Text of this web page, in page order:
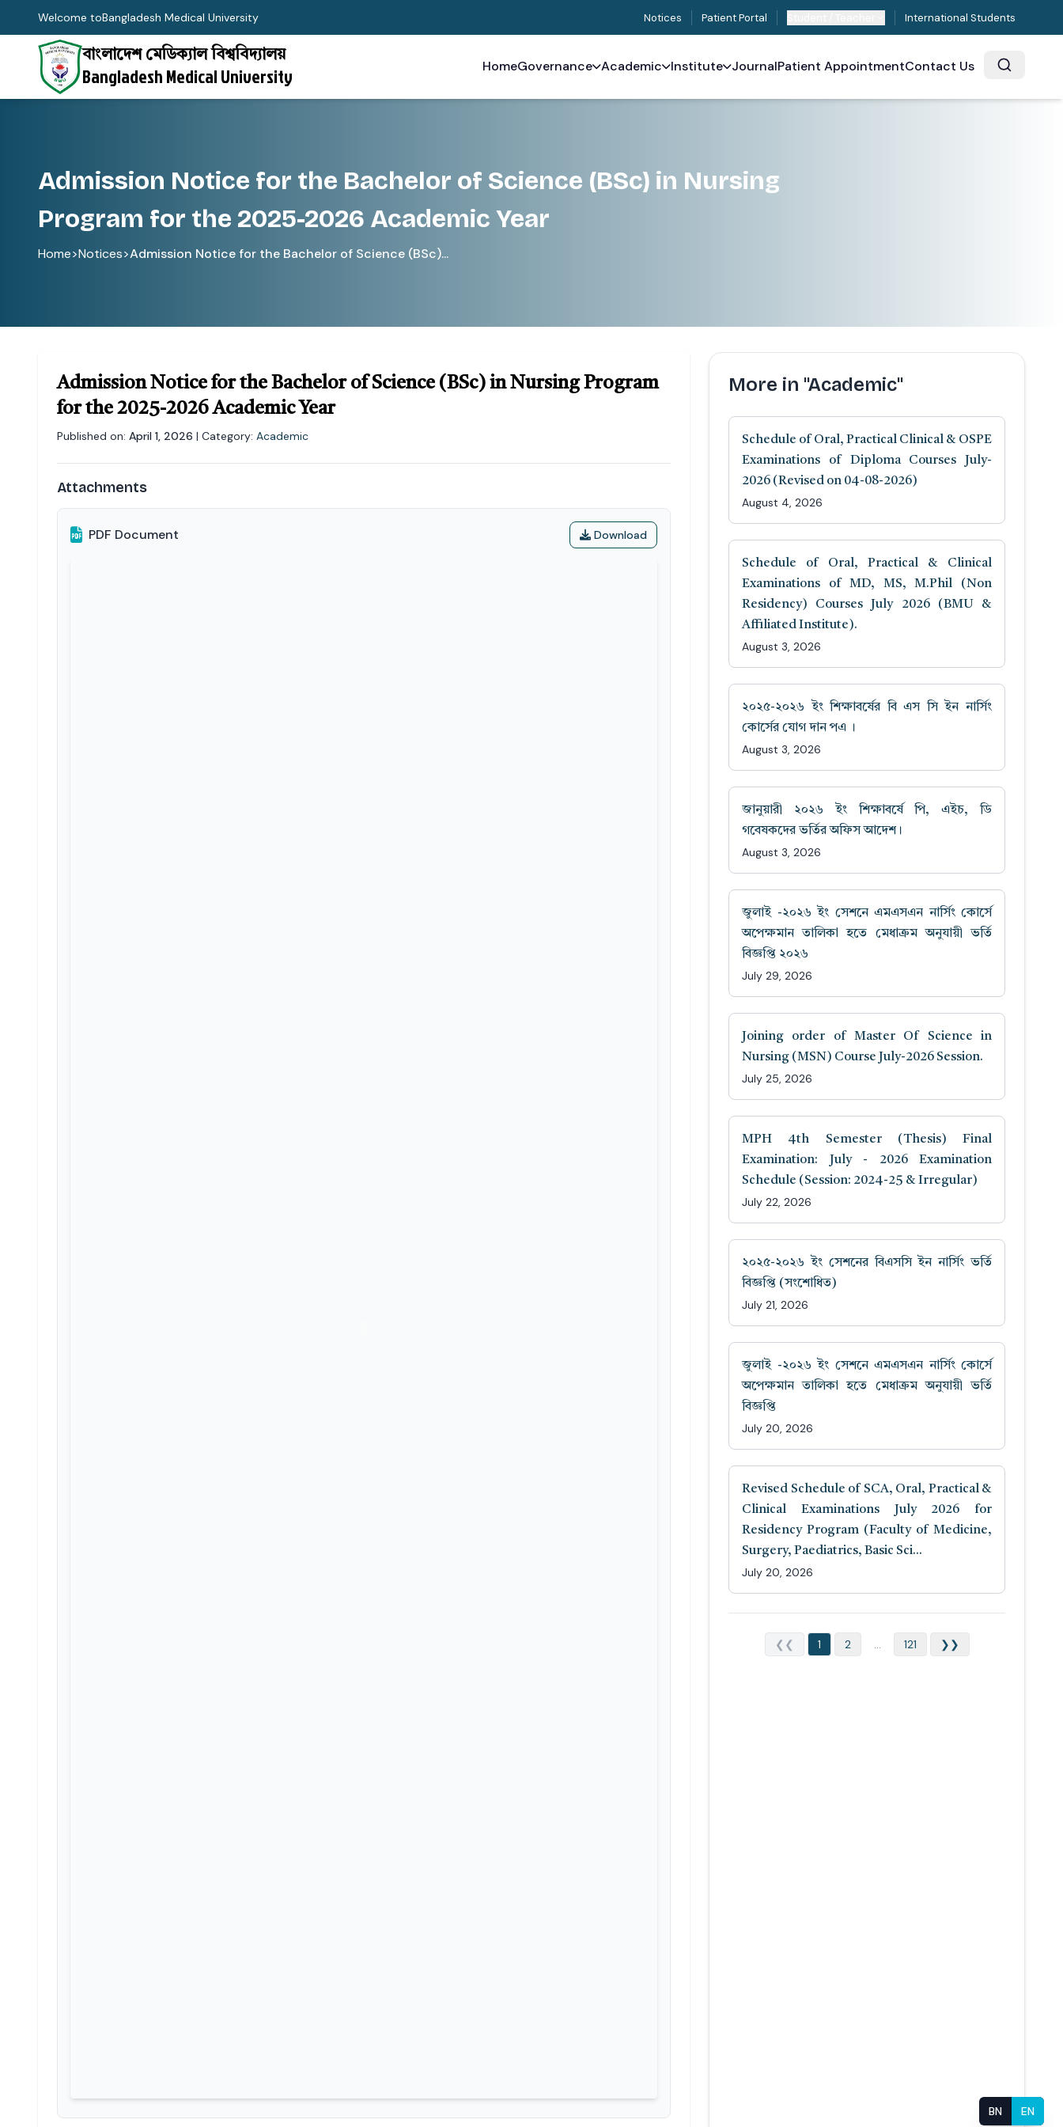
Welcome toBangladesh Medical University Notices Patient Portal International Students
বাংলাদেশ মেডিক্যাল বিশ্ববিদ্যালয়
Bangladesh Medical University HomeGovernance Academic Institute JournalPatient AppointmentContact Us
Admission Notice for the Bachelor of Science (BSc) in Nursing
Program for the 2025-2026 Academic Year
Home>Notices>Admission Notice for the Bachelor of Science (BSc)...
Admission Notice for the Bachelor of Science (BSc) in Nursing Program
for the 2025-2026 Academic Year
Published on: April 1, 2026 | Category: Academic
Attachments
PDF Document Download
More in "Academic"
Schedule of Oral, Practical Clinical & OSPE
Examinations of Diploma Courses July-
2026 (Revised on 04-08-2026)
August 4, 2026
Schedule of Oral, Practical & Clinical
Examinations of MD, MS, M.Phil (Non
Residency) Courses July 2026 (BMU &
Affiliated Institute).
August 3, 2026
২০২৫-২০২৬ ইং শিক্ষাবর্ষের বি এস সি ইন নার্সিং
কোর্সের যোগ দান পএ ।
August 3, 2026
জানুয়ারী ২০২৬ ইং শিক্ষাবর্ষে পি, এইচ, ডি
গবেষকদের ভর্তির অফিস আদেশ।
August 3, 2026
জুলাই -২০২৬ ইং সেশনে এমএসএন নার্সিং কোর্সে
অপেক্ষমান তালিকা হতে মেধাক্রম অনুযায়ী ভর্তি
বিজ্ঞপ্তি ২০২৬
July 29, 2026
Joining order of Master Of Science in
Nursing (MSN) Course July-2026 Session.
July 25, 2026
MPH 4th Semester (Thesis) Final
Examination: July - 2026 Examination
Schedule (Session: 2024-25 & Irregular)
July 22, 2026
২০২৫-২০২৬ ইং সেশনের বিএসসি ইন নার্সিং ভর্তি
বিজ্ঞপ্তি (সংশোধিত)
July 21, 2026
জুলাই -২০২৬ ইং সেশনে এমএসএন নার্সিং কোর্সে
অপেক্ষমান তালিকা হতে মেধাক্রম অনুযায়ী ভর্তি
বিজ্ঞপ্তি
July 20, 2026
Revised Schedule of SCA, Oral, Practical &
Clinical Examinations July 2026 for
Residency Program (Faculty of Medicine,
Surgery, Paediatrics, Basic Sci...
July 20, 2026
❮❮ 1 2 ... 121 ❯❯
BN EN